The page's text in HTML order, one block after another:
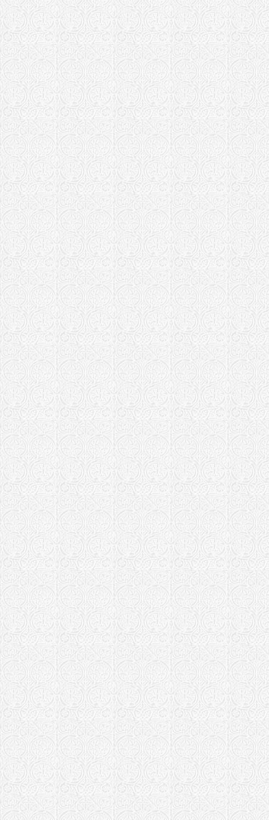
Рыбинская
Храм
Храм
с. Середа
Мужской
Коба)
Сливенская
Храм Св.
Малый
Матери г.
Свято-
Сергиев
Тверская
Храм
Солнечный
Тихвинская
Храм вмч.
Кисельня
мужской